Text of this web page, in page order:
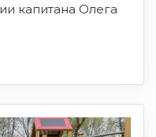
капитана Олега